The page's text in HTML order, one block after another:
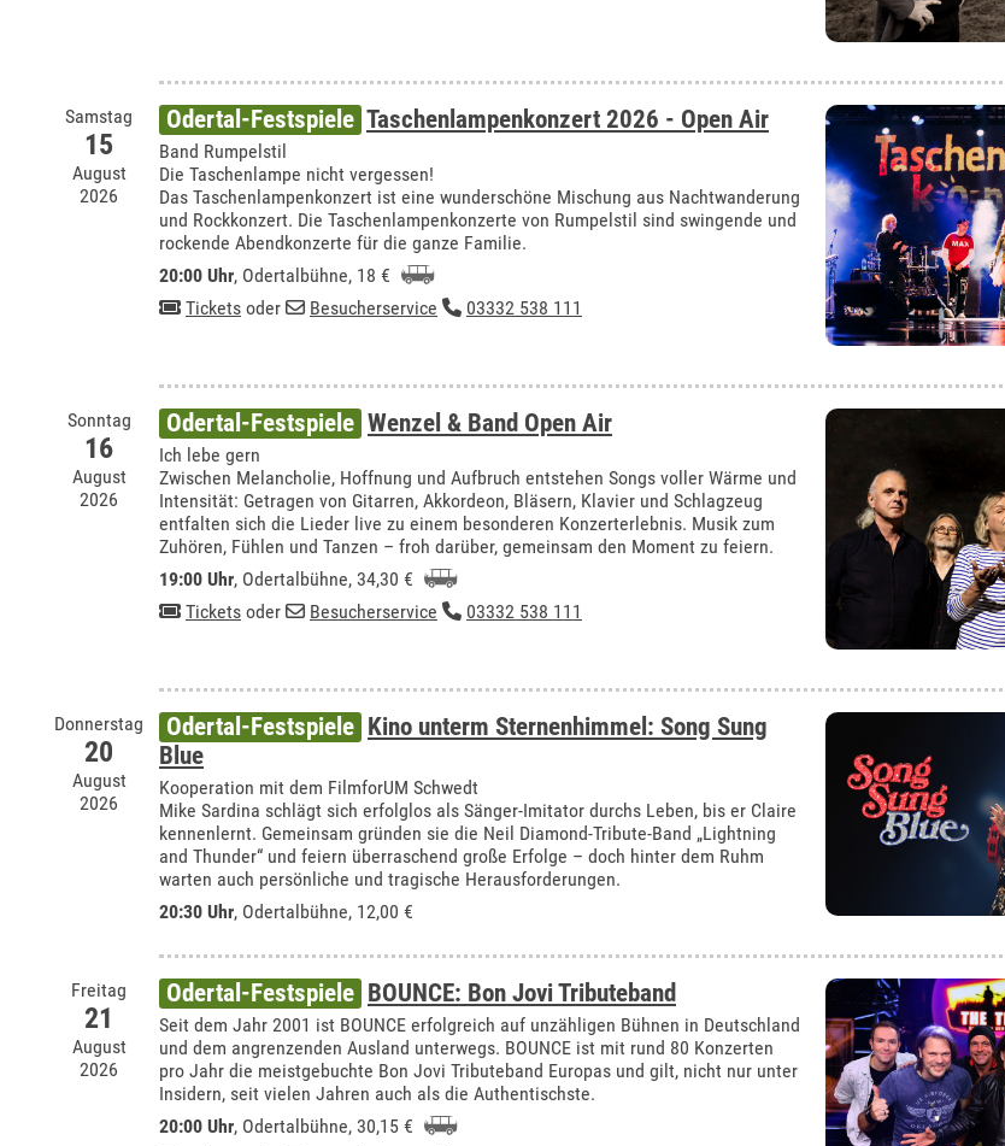
Samstag
15
August
2026
Odertal-Festspiele Taschenlampenkonzert 2026 - Open Air
Band Rumpelstil
Die Taschenlampe nicht vergessen!
Das Taschenlampenkonzert ist eine wunderschöne Mischung aus Nachtwanderung
und Rockkonzert. Die Taschenlampenkonzerte von Rumpelstil sind swingende und
rockende Abendkonzerte für die ganze Familie.
20:00 Uhr, Odertalbühne, 18 €
Tickets oder Besucherservice 03332 538 111
Sonntag
16
August
2026
Odertal-Festspiele Wenzel & Band Open Air
Ich lebe gern
Zwischen Melancholie, Hoffnung und Aufbruch entstehen Songs voller Wärme und
Intensität: Getragen von Gitarren, Akkordeon, Bläsern, Klavier und Schlagzeug
entfalten sich die Lieder live zu einem besonderen Konzerterlebnis. Musik zum
Zuhören, Fühlen und Tanzen – froh darüber, gemeinsam den Moment zu feiern.
19:00 Uhr, Odertalbühne, 34,30 €
Tickets oder Besucherservice 03332 538 111
Donnerstag
20
August
2026
Odertal-Festspiele Kino unterm Sternenhimmel: Song Sung
Blue
Kooperation mit dem FilmforUM Schwedt
Mike Sardina schlägt sich erfolglos als Sänger-Imitator durchs Leben, bis er Claire
kennenlernt. Gemeinsam gründen sie die Neil Diamond-Tribute-Band „Lightning
and Thunder“ und feiern überraschend große Erfolge – doch hinter dem Ruhm
warten auch persönliche und tragische Herausforderungen.
20:30 Uhr, Odertalbühne, 12,00 €
Freitag
21
August
2026
Odertal-Festspiele BOUNCE: Bon Jovi Tributeband
Seit dem Jahr 2001 ist BOUNCE erfolgreich auf unzähligen Bühnen in Deutschland
und dem angrenzenden Ausland unterwegs. BOUNCE ist mit rund 80 Konzerten
pro Jahr die meistgebuchte Bon Jovi Tributeband Europas und gilt, nicht nur unter
Insidern, seit vielen Jahren auch als die Authentischste.
20:00 Uhr, Odertalbühne, 30,15 €